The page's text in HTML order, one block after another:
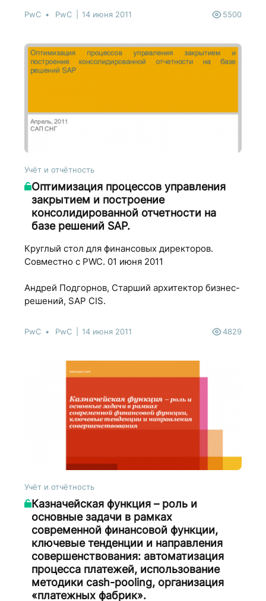
PwC PwC 14 июня 2011 5500
Учёт и отчётность
Оптимизация процессов управления
закрытием и построение
консолидированной отчетности на
базе решений SAP.
Круглый стол для финансовых директоров.
Совместно с PWC. 01 июня 2011
Андрей Подгорнов, Старший архитектор бизнес-
решений, SAP CIS.
PwC PwC 14 июня 2011 4829
Учёт и отчётность
Казначейская функция – роль и
основные задачи в рамках
современной финансовой функции,
ключевые тенденции и направления
совершенствования: автоматизация
процесса платежей, использование
методики cash-pooling, организация
«платежных фабрик».